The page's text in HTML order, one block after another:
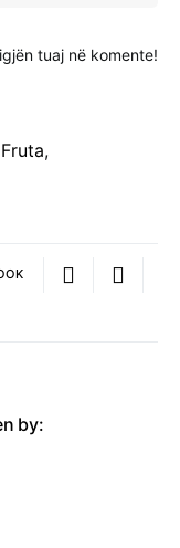
tuaj në komente!
Fruta,
by: